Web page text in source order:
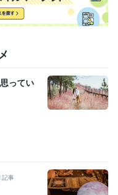
Google ドキュメント:1年
Adobe Illustrator:2年
座
成就、片思い、失恋、婚活
ってい
記事